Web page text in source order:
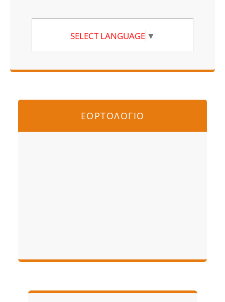
SELECT LANGUAGE ▼
ΕΟΡΤΟΛΟΓΙΟ